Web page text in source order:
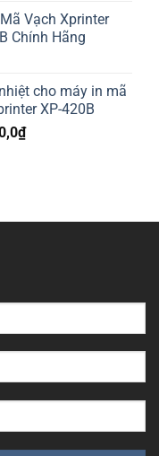
Vạch Xprinter
Chính Hãng
cho máy in mã
XP-420B
₫